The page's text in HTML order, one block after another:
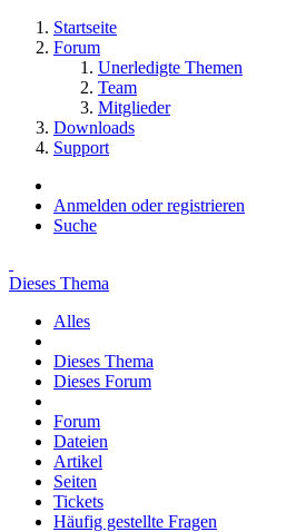
Startseite
Forum
Unerledigte Themen
Team
Mitglieder
Downloads
Support
Anmelden oder registrieren
Suche
Dieses Thema
Alles
Dieses Thema
Dieses Forum
Forum
Dateien
Artikel
Seiten
Tickets
Häufig gestellte Fragen